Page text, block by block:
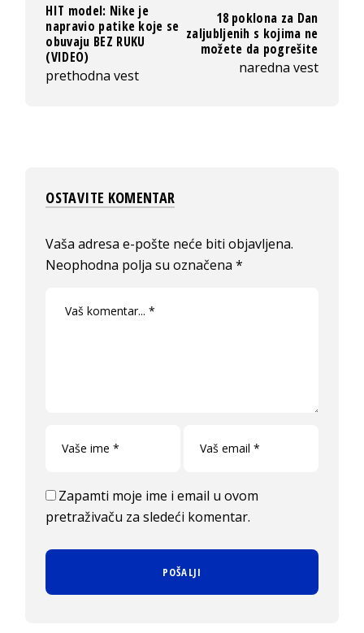
HIT model: Nike je
napravio patike koje se
obuvaju BEZ RUKU
(VIDEO)
prethodna vest
18 poklona za Dan
zaljubljenih s kojima ne
možete da pogrešite
naredna vest
OSTAVITE KOMENTAR
Vaša adresa e-pošte neće biti objavljena.
Neophodna polja su označena*
Zapamti moje ime i email u ovom
pretraživaču za sledeći komentar.